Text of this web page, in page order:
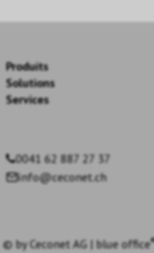
Produits
Solutions
Services
0041 62 887 27 37
info@ceconet.ch
© byCeconet AG|blue office